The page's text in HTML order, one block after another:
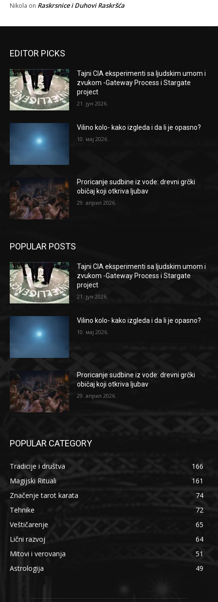
Nikola on Raskrsnice i Duhovi Raskršća
EDITOR PICKS
Tajni CIA eksperimenti sa ljudskim umom i
zvukom -Gateway Process i Stargate
project
21. јун 2026.
Vilino kolo- kako izgleda i da li je opasno?
10. мај 2026.
Proricanje sudbine iz vode: drevni grčki
običaj koji otkriva ljubav
29. април 2026.
POPULAR POSTS
Tajni CIA eksperimenti sa ljudskim umom i
zvukom -Gateway Process i Stargate
project
21. јун 2026.
Vilino kolo- kako izgleda i da li je opasno?
10. мај 2026.
Proricanje sudbine iz vode: drevni grčki
običaj koji otkriva ljubav
29. април 2026.
POPULAR CATEGORY
Tradicije i društva
166
Magijski Rituali
161
Značenje tarot karata
74
Tehnike
72
Veštičarenje
65
Lični razvoj
64
Mitovi i verovanja
51
Astrologija
49